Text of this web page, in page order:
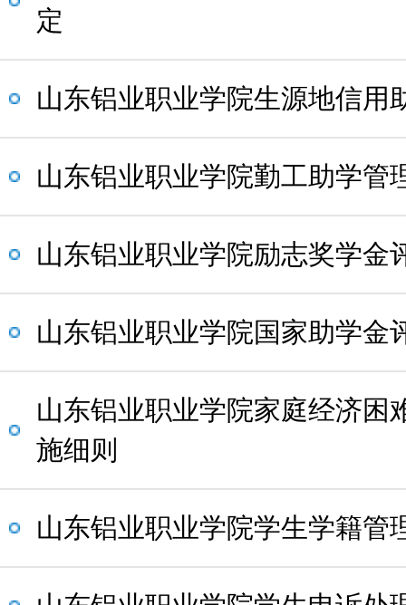
定
山东铝业职业学院生源地信用
山东铝业职业学院勤工助学管
山东铝业职业学院励志奖学金
山东铝业职业学院国家助学金
山东铝业职业学院家庭经济困
施细则
山东铝业职业学院学生学籍管